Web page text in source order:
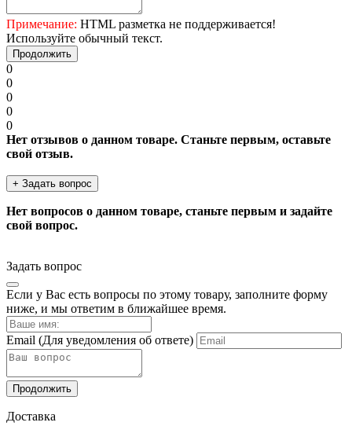
Примечание: HTML разметка не поддерживается!
Используйте обычный текст.
Продолжить
0
0
0
0
0
Нет отзывов о данном товаре. Станьте первым, оставьте
свой отзыв.
+ Задать вопрос
Нет вопросов о данном товаре, станьте первым и задайте
свой вопрос.
Задать вопрос
Если у Вас есть вопросы по этому товару, заполните форму
ниже, и мы ответим в ближайшее время.
Email (Для уведомления об ответе)
Продолжить
Доставка